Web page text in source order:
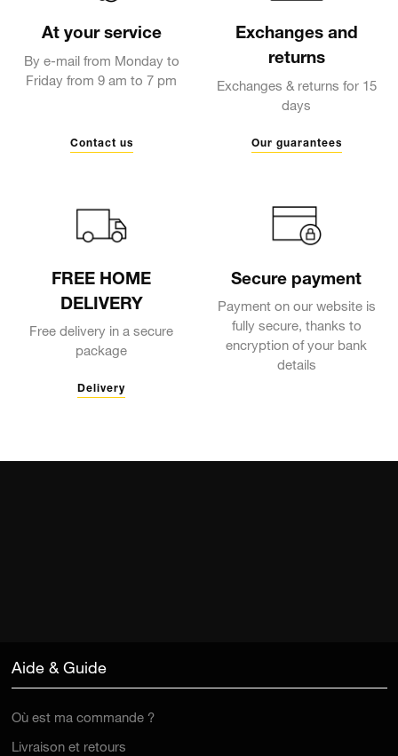
At your service
By e-mail from Monday to
Friday from 9 am to 7 pm
Contact us
Exchanges and
returns
Exchanges & returns for 15
days
Our guarantees
FREE HOME
DELIVERY
Free delivery in a secure
package
Delivery
Secure payment
Payment on our website is
fully secure, thanks to
encryption of your bank
details
Aide & Guide
Où est ma commande ?
Livraison et retours